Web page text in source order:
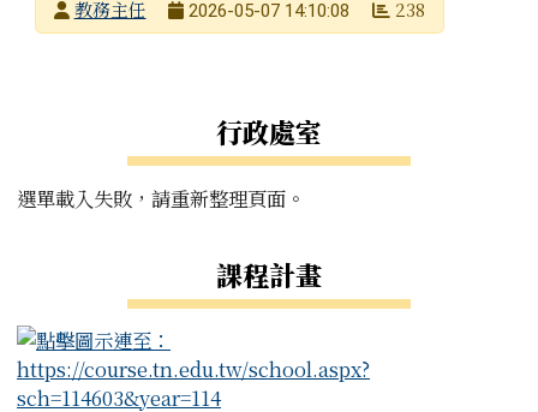
發布者教務主任
2026-05-07 14:10:08 238
行政處室
選單載入失敗，請重新整理頁面。
課程計畫